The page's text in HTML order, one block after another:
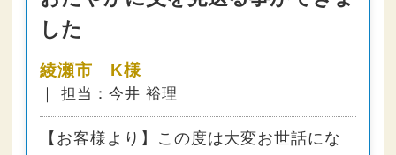
した
綾瀬市 K様
｜ 担当：今井 裕理
【お客様より】この度は大変お世話にな